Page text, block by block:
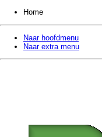
Home
Naar hoofdmenu
Naar extra menu